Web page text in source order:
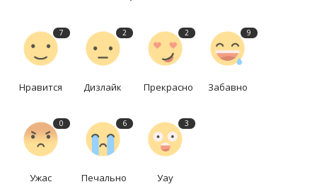
7
Нравится
2
Дизлайк
2
Прекрасно
9
Забавно
0
Ужас
6
Печально
3
Уау